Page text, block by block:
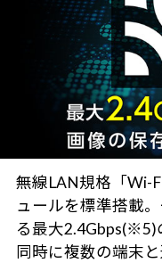
無線LAN規格「Wi-
ュールを標準搭載
る最大2.4Gbps(※5)
同時に複数の端末